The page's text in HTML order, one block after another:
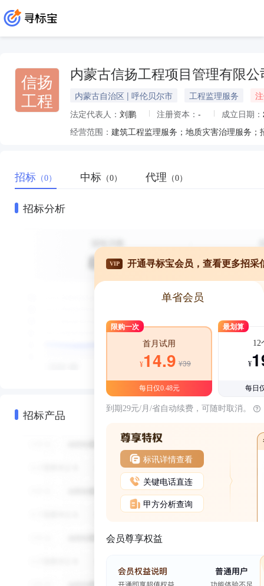
信扬
工程
内蒙古信扬工程项目管理有限
内蒙古自治区 | 呼伦贝尔市 工程监理服务
法定代表人： 刘鹏 注册资本： - 成立日期：
经营范围：
招标 （0） 中标 （0） 代理 （0）
招标分析
招标产品
VIP 开通寻标宝会员，查看更多招采
单省会员
限购一次
首月试用
¥14.9 ¥39
每日仅0.48元
最划算
12
¥
每日
到期29元/月/省自动续费，可随时取消。
标讯详情查看
关键电话直连
甲方分析查询
会员尊享权益